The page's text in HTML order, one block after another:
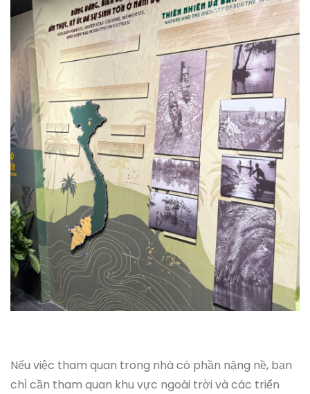
Nếu việc tham quan trong nhà có phần nặng nề, bạn
chỉ cần tham quan khu vực ngoài trời và các triển